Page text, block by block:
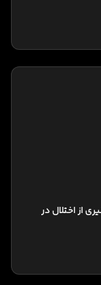
از اختلال در